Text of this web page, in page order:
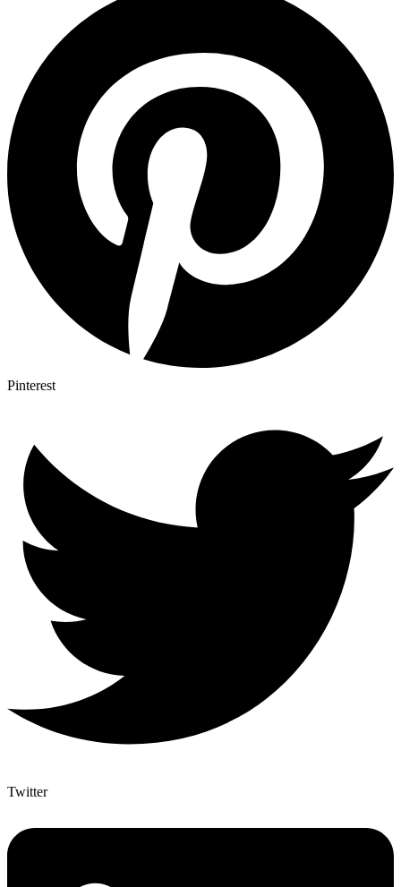
Pinterest
Twitter